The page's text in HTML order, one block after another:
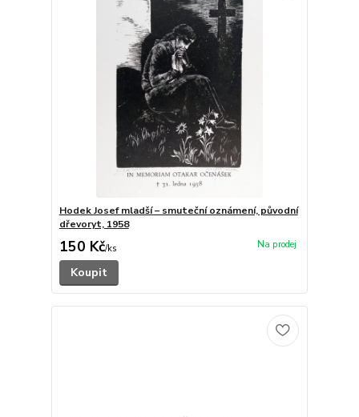
Hodek Josef mladší – smuteční oznámení, původní
dřevoryt, 1958
150 Kč/ks
Koupit